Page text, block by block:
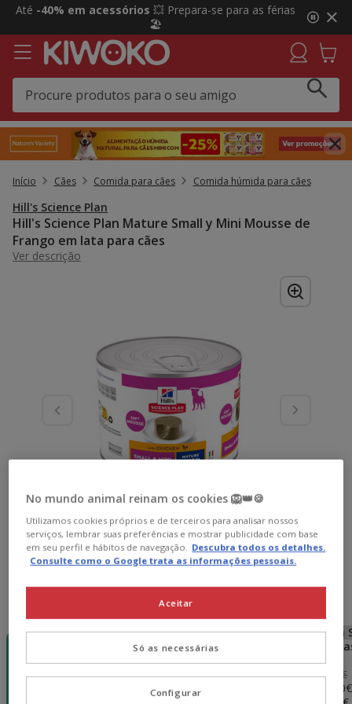
2
3,
mensagem,
Até -40% em acessórios 💥 Prepara-se para as férias
🏖️
Início Cães Comida para cães Comida húmida para cães
Hill's Science Plan
Hill's Science Plan Mature Small y Mini Mousse de
Frango em lata para cães
Ver descrição
200 g
-5€ por
12 latas x 200
g
33% desc.
35.88€
24 latas x 200
g
Sem Stock
71.76€
48
g
Sem
143.52€
130.60€
No mundo animal reinam os cookies 🦁👑🍪
Utilizamos cookies próprios e de terceiros para analisar nossos
serviços, lembrar suas preferências e mostrar publicidade com base
em seu perfil e hábitos de navegação. Descubra todos os detalhes.
Consulte como o Google trata as informações pessoais.
Só as necessárias
Aceitar
Configurar